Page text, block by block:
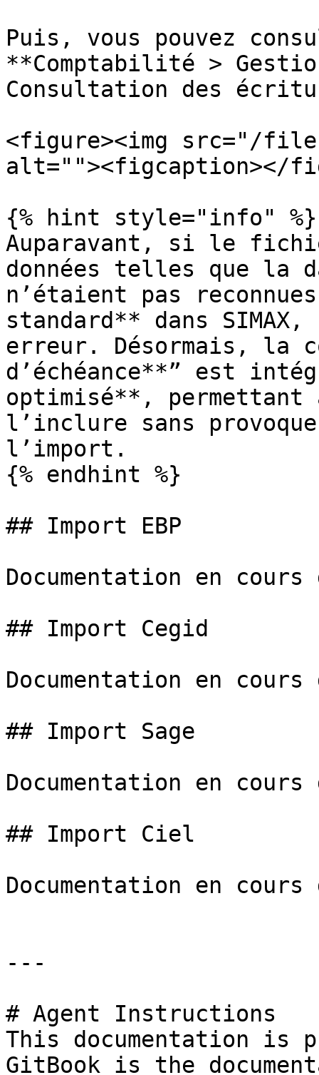
Puis, vous pouvez
**Comptabilité >
Consultation des
<figure><img src="/files/
alt=""><figcaption></
{% hint style="info" %}
Auparavant, si le
données telles que la
n’étaient pas
standard** dans
erreur. Désormais, la
d’échéance**” est
optimisé**,
l’inclure sans
l’import.
{% endhint %}
## Import EBP
Documentation en
## Import Cegid
Documentation en
## Import Sage
Documentation en
## Import Ciel
Documentation en
---
# Agent Instructions
This documentation is
GitBook is the